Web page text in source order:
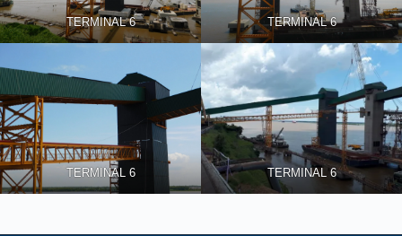
TERMINAL 6 TERMINAL 6
TERMINAL 6 TERMINAL 6